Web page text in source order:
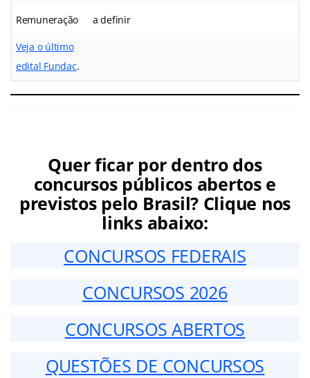
Remuneração a definir
Veja o último
edital Fundac.
Quer ficar por dentro dos
concursos públicos abertos e
previstos pelo Brasil? Clique nos
links abaixo:
CONCURSOS FEDERAIS
CONCURSOS 2026
CONCURSOS ABERTOS
QUESTÕES DE CONCURSOS